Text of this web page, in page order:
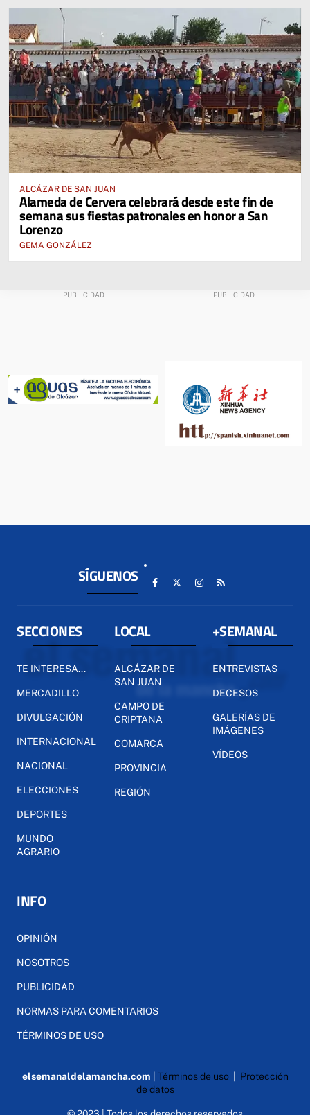
ALCÁZAR DE SAN JUAN
Alameda de Cervera celebrará desde este fin de
semana sus fiestas patronales en honor a San
Lorenzo
GEMA GONZÁLEZ
SÍGUENOS
SECCIONES
TE INTERESA...
MERCADILLO
DIVULGACIÓN
INTERNACIONAL
NACIONAL
ELECCIONES
DEPORTES
MUNDO
AGRARIO
LOCAL
ALCÁZAR DE
SAN JUAN
CAMPO DE
CRIPTANA
COMARCA
PROVINCIA
REGIÓN
+SEMANAL
ENTREVISTAS
DECESOS
GALERÍAS DE
IMÁGENES
VÍDEOS
INFO
OPINIÓN
NOSOTROS
PUBLICIDAD
NORMAS PARA COMENTARIOS
TÉRMINOS DE USO
elsemanaldelamancha.com | Términos de uso| Protección
de datos